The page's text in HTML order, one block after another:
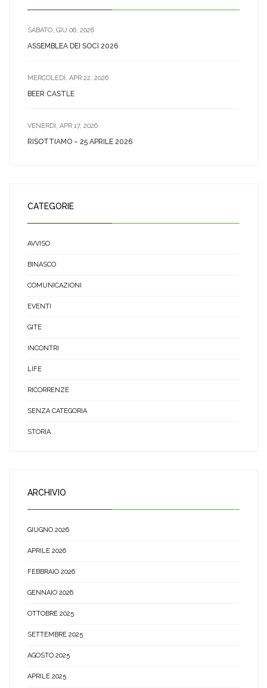
SABATO, GIU 06, 2026
ASSEMBLEA DEI SOCI 2026
MERCOLEDÌ, APR 22, 2026
BEER CASTLE
VENERDÌ, APR 17, 2026
RISOTTIAMO – 25 APRILE 2026
CATEGORIE
AVVISO
BINASCO
COMUNICAZIONI
EVENTI
GITE
INCONTRI
LIFE
RICORRENZE
SENZA CATEGORIA
STORIA
ARCHIVIO
GIUGNO 2026
APRILE 2026
FEBBRAIO 2026
GENNAIO 2026
OTTOBRE 2025
SETTEMBRE 2025
AGOSTO 2025
APRILE 2025